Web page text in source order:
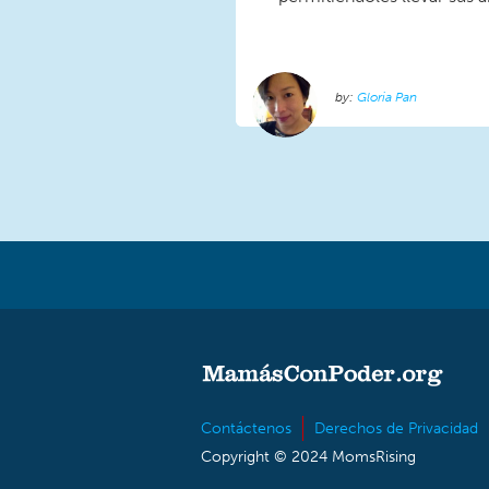
Gloria Pan
Contáctenos Derechos de Privacidad
Copyright © 2024 MomsRising